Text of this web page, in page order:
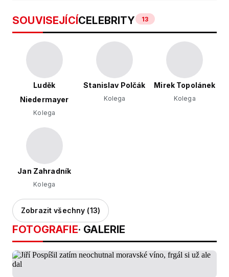
SOUVISEJÍCÍCELEBRITY 13
Luděk
Niedermayer
Kolega
Stanislav Polčák
Kolega
Mirek Topolánek
Kolega
Jan Zahradník
Kolega
Zobrazit všechny (13)
FOTOGRAFIE· GALERIE